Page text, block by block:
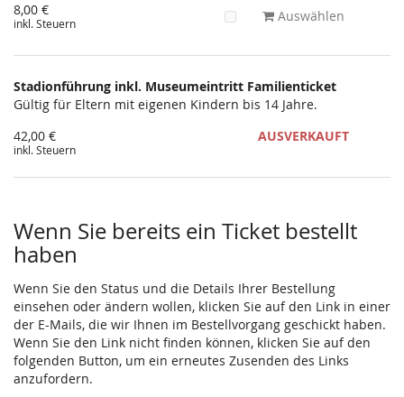
8,00 €
inkl. Steuern Auswählen
Stadionführung inkl. Museumeintritt Familienticket
Gültig für Eltern mit eigenen Kindern bis 14 Jahre.
42,00 €
inkl. Steuern
AUSVERKAUFT
Wenn Sie bereits ein Ticket bestellt
haben
Wenn Sie den Status und die Details Ihrer Bestellung
einsehen oder ändern wollen, klicken Sie auf den Link in einer
der E-Mails, die wir Ihnen im Bestellvorgang geschickt haben.
Wenn Sie den Link nicht finden können, klicken Sie auf den
folgenden Button, um ein erneutes Zusenden des Links
anzufordern.